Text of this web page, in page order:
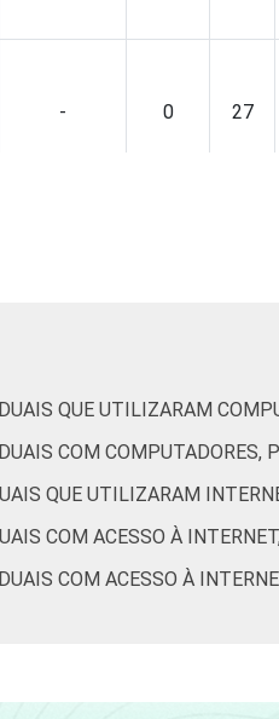
- 0 27
público brasileiro - TIC
QUE UTILIZARAM
COM COMPUTADORES,
QUE UTILIZARAM
COM ACESSO À
COM ACESSO À